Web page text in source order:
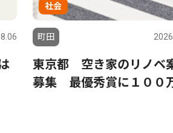
社会
町田
東京都 空き家のリノベ
募集 最優秀賞に１００